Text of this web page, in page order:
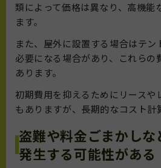
類によって価格は異なり、高機能
ます。
また、屋外に設置する場合はテン
必要になる場合があり、これらの
あります。
初期費用を抑えるためにリースや
もありますが、長期的なコスト計
盗難や料金ごまかし
発生する可能性がある